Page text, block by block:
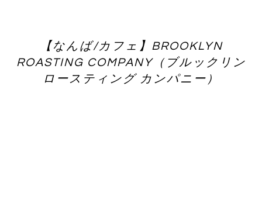
【なんば/カフェ】BROOKLYN
ROASTING COMPANY（ブルックリン
ロースティング カンパニー）